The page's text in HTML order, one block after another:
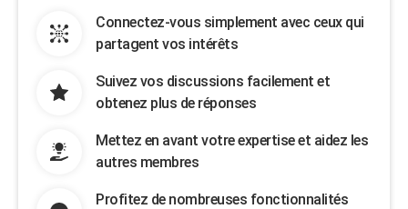
Connectez-vous simplement avec ceux qui
partagent vos intérêts
Suivez vos discussions facilement et
obtenez plus de réponses
Mettez en avant votre expertise et aidez les
autres membres
Profitez de nombreuses fonctionnalités